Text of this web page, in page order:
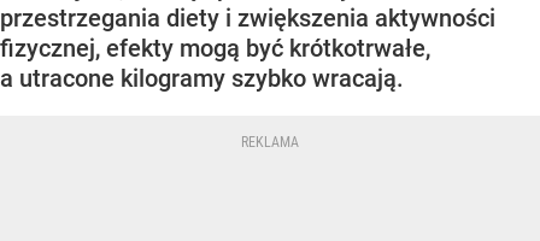
przestrzegania diety i zwiększenia aktywności
fizycznej, efekty mogą być krótkotrwałe,
a utracone kilogramy szybko wracają.